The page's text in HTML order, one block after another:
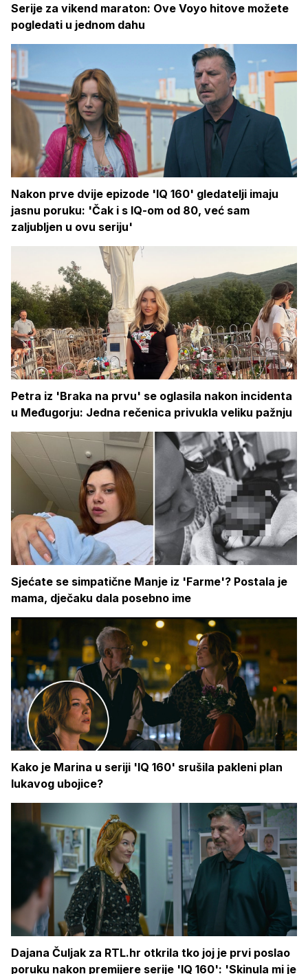
Serije za vikend maraton: Ove Voyo hitove možete
pogledati u jednom dahu
Nakon prve dvije epizode 'IQ 160' gledatelji imaju
jasnu poruku: 'Čak i s IQ-om od 80, već sam
zaljubljen u ovu seriju'
Petra iz 'Braka na prvu' se oglasila nakon incidenta
u Međugorju: Jedna rečenica privukla veliku pažnju
Sjećate se simpatične Manje iz 'Farme'? Postala je
mama, dječaku dala posebno ime
Kako je Marina u seriji 'IQ 160' srušila pakleni plan
lukavog ubojice?
Dajana Čuljak za RTL.hr otkrila tko joj je prvi poslao
poruku nakon premijere serije 'IQ 160': 'Skinula mi je